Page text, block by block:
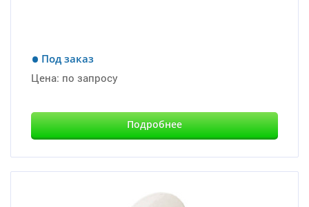
Под заказ
Цена: по запросу
Подробнее